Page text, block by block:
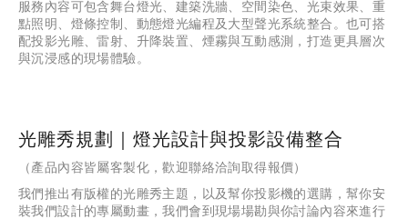
服務內容可包含舞台燈光、建築洗牆、空間染色、光束效果、重
點照明、燈條控制、動態燈光編程及大型聲光系統整合。也可搭
配投影光雕、雷射、升降裝置、煙霧與互動感測，打造更具層次
與沉浸感的現場體驗。
光雕秀規劃｜燈光設計與投影設備整合
（產品內容皆屬客製化，歡迎聯絡洽詢取得報價）
我們推出有版權的光雕秀主題，以及幫你投影機的選購，幫你安
裝我們設計的專屬動畫，我們會到現場場勘與你討論內容來進行